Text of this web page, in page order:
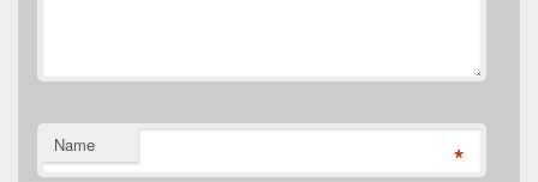
Name *